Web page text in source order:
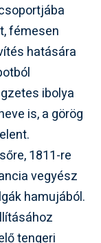
fémesen
hatására
ibolya
is, a görög
1811-re
vegyész
hamujából.
tengeri